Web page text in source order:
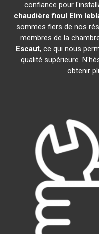
confiance pour
chaudière fioul Elm
sommes fiers de nos
membres de la
Escaut, ce qui nous
qualité supérieure.
obtenir